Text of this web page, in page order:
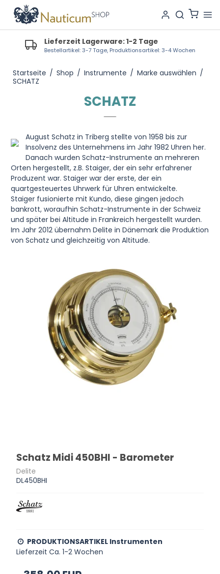
Lieferzeit Lagerware: 1-2 Tage
Bestellartikel: 3-7 Tage, Produktionsartikel: 3-4 Wochen
Startseite / Shop / Instrumente / Marke auswählen /
SCHATZ
SCHATZ
August Schatz in Triberg stellte von 1958 bis zur
Insolvenz des Unternehmens im Jahr 1982 Uhren her.
Danach wurden Schatz-Instrumente an mehreren
Orten hergestellt, z.B. Staiger, der ein sehr erfahrener
Produzent war. Staiger war der erste, der ein
quartgesteuertes Uhrwerk für Uhren entwickelte.
Staiger fusionierte mit Kundo, diese gingen jedoch
bankrott, woraufhin Schatz-Instrumente in der Schweiz
und später bei Altitude in Frankreich hergestellt wurden.
Im Jahr 2012 übernahm Delite in Dänemark die Produktion
von Schatz und gleichzeitig von Altitude.
Schatz Midi 450BHI - Barometer
Delite
DL450BHI
PRODUKTIONSARTIKEL Instrumenten
Lieferzeit Ca. 1-2 Wochen